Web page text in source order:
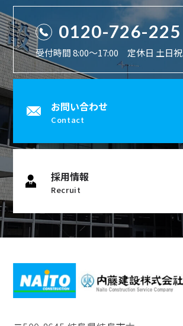
0120-726-225
受付時間 8:00〜17:00 定休日 土日祝
お問い合わせ
Contact
採用情報
Recruit